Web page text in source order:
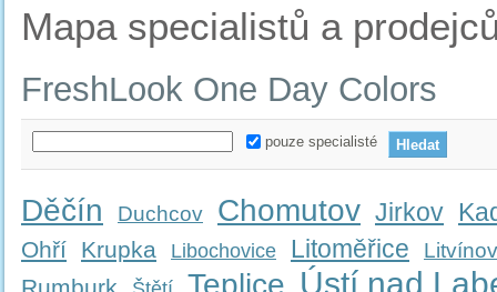
Mapa specialistů a
FreshLook One Day Colors
pouze specialisté
Děčín Duchcov Chomutov Jirkov
Ohří Krupka Libochovice Litoměřice Litvínov
Teplice Ústí nad